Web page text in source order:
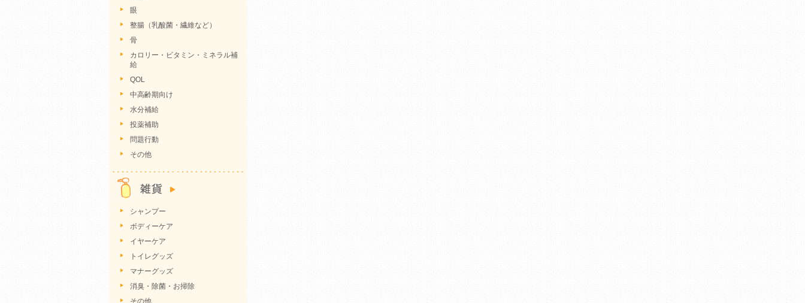
眼
整腸（乳酸菌・繊維など）
骨
カロリー・ビタミン・ミネラル補
給
QOL
中高齢期向け
水分補給
投薬補助
問題行動
その他
シャンプー
ボディーケア
イヤーケア
トイレグッズ
マナーグッズ
消臭・除菌・お掃除
その他